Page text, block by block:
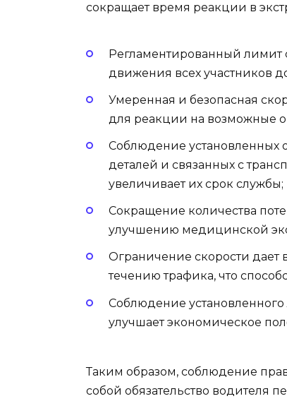
сокращает время реакции в
Регламентированный лимит
движения всех участников
Умеренная и безопасная
для реакции на возможные
Соблюдение установленных
деталей и связанных с
увеличивает их срок службы;
Сокращение количества
улучшению медицинской
Ограничение скорости дает
течению трафика, что
Соблюдение
улучшает экономическое
Таким образом, соблюдение
собой обязательство водителя